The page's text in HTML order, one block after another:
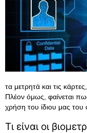
τα μετρητά και τις
Πλέον όμως, φαίνεται
χρήση του ίδιου μας
Τι είναι οι